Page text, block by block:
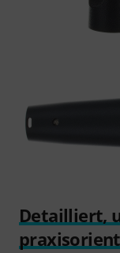
Detailliert,